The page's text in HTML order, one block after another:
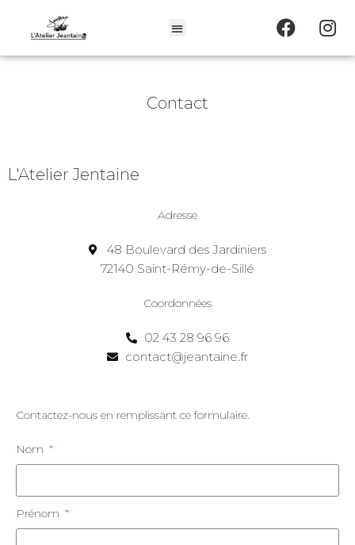
Contact
L'Atelier Jentaine
Adresse
48 Boulevard des Jardiniers
72140 Saint-Rémy-de-Sillé
Coordonnées
02 43 28 96 96
contact@jeantaine.fr
Contactez-nous en remplissant ce formulaire.
Nom
Prénom